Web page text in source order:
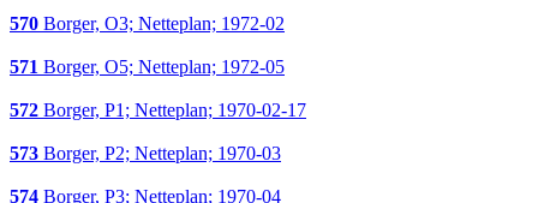
570 Borger, O3; Netteplan; 1972-02
571 Borger, O5; Netteplan; 1972-05
572 Borger, P1; Netteplan; 1970-02-17
573 Borger, P2; Netteplan; 1970-03
574 Borger, P3; Netteplan; 1970-04